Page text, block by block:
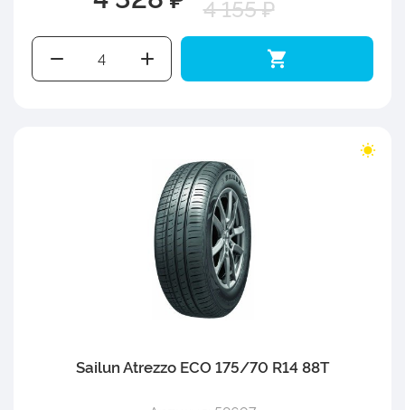
4 155 ₽
Sailun Atrezzo ECO 175/70 R14 88T